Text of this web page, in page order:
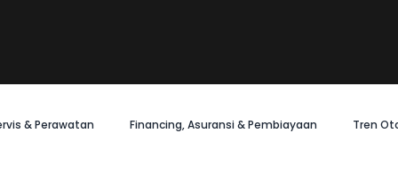
& Perawatan Financing, Asuransi & Pembiayaan Tren